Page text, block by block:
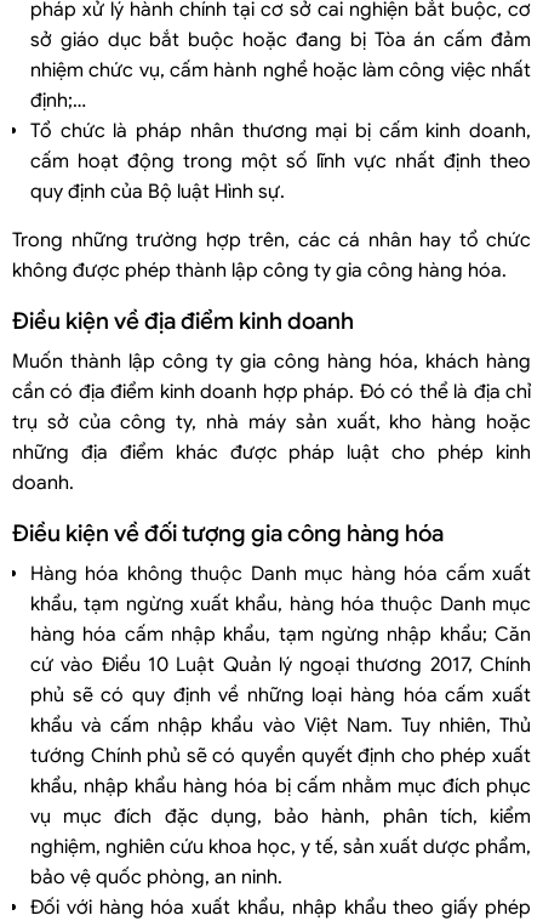
pháp xử lý hành chính tại cơ sở cai nghiện bắt buộc, cơ
sở giáo dục bắt buộc hoặc đang bị Tòa án cấm đảm
nhiệm chức vụ, cấm hành nghề hoặc làm công việc nhất
định;…
Tổ chức là pháp nhân thương mại bị cấm kinh doanh,
cấm hoạt động trong một số lĩnh vực nhất định theo
quy định của Bộ luật Hình sự.
Trong những trường hợp trên, các cá nhân hay tổ chức
không được phép thành lập công ty gia công hàng hóa.
Điều kiện về địa điểm kinh doanh
Muốn thành lập công ty gia công hàng hóa, khách hàng
cần có địa điểm kinh doanh hợp pháp. Đó có thể là địa chỉ
trụ sở của công ty, nhà máy sản xuất, kho hàng hoặc
những địa điểm khác được pháp luật cho phép kinh
doanh.
Điều kiện về đối tượng gia công hàng hóa
Hàng hóa không thuộc Danh mục hàng hóa cấm xuất
khẩu, tạm ngừng xuất khẩu, hàng hóa thuộc Danh mục
hàng hóa cấm nhập khẩu, tạm ngừng nhập khẩu; Căn
cứ vào Điều 10 Luật Quản lý ngoại thương 2017, Chính
phủ sẽ có quy định về những loại hàng hóa cấm xuất
khẩu và cấm nhập khẩu vào Việt Nam. Tuy nhiên, Thủ
tướng Chính phủ sẽ có quyền quyết định cho phép xuất
khẩu, nhập khẩu hàng hóa bị cấm nhằm mục đích phục
vụ mục đích đặc dụng, bảo hành, phân tích, kiểm
nghiệm, nghiên cứu khoa học, y tế, sản xuất dược phẩm,
bảo vệ quốc phòng, an ninh.
Đối với hàng hóa xuất khẩu, nhập khẩu theo giấy phép